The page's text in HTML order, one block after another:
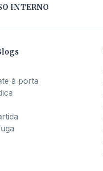
INTERNO
à porta